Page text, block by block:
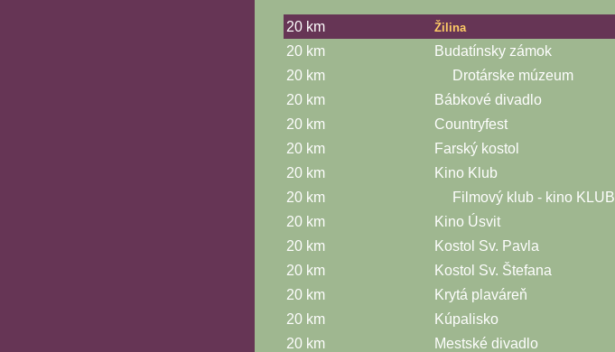
20 km Žilina
20 km Budatínsky zámok
20 km
Drotárske múzeum
20 km
Bábkové divadlo
20 km
Countryfest
20 km
Farský kostol
20 km
Kino Klub
20 km
Filmový klub - kino KLUB
20 km
Kino Úsvit
20 km
Kostol Sv. Pavla
20 km
Kostol Sv. Štefana
20 km
Krytá plaváreň
20 km
Kúpalisko
20 km
Mestské divadlo